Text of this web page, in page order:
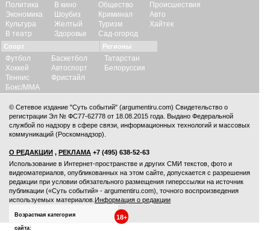
Политика
Экономика
Культура
В театр
В кино
Шоубиз
Желтый
Здоровье
Общество
Криминал
Туризм
Сад-огород
Происшествия
Авто
Хайтек
Спорт
Футбол
Хоккей
Теннис
Бокс/ММА
Баскетбол
Автоспорт
Фристайл
Регионы
Татарстан
Белоруссия
© Сетевое издание "Суть событий" (argumentiru.com) Свидетельство о
регистрации Эл № ФС77-62778 от 18.08.2015 года. Выдано Федеральной
службой по надзору в сфере связи, информационных технологий и массовых
коммуникаций (Роскомнадзор).
О РЕДАКЦИИ , РЕКЛАМА +7 (495) 638-52-63
Использование в Интернет-пространстве и других СМИ текстов, фото и
видеоматериалов, опубликованных на этом сайте, допускается с разрешения
редакции при условии обязательного размещения гиперссылки на источник
публикации («Суть событий» - argumentiru.com), точного воспроизведения
используемых материалов. Информация о редакции
Возрастная категория
сайта:
18+